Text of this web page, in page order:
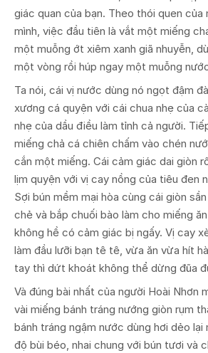
giác quan của bạn. Theo thói quen của
mình, việc đầu tiên là vắt một miếng
một muỗng ớt xiêm xanh giã nhuyễn,
một vòng rồi húp ngay một muỗng
Ta nói, cái vị nước dùng nó ngọt đậm
xương cá quyện với cái chua nhẹ của
nhẹ của dầu điều làm tỉnh cả người.
miếng chả cá chiên chấm vào chén
cắn một miếng. Cái cảm giác dai giòn
lịm quyện với vị cay nồng của tiêu đen
Sợi bún mềm mại hòa cùng cái giòn
chẻ và bắp chuối bào làm cho miếng
không hề có cảm giác bị ngấy. Vị cay
làm đầu lưỡi bạn tê tê, vừa ăn vừa hít
tay thì dứt khoát không thể dừng đũa
Và đúng bài nhất của người Hoài Nhơn
vài miếng bánh tráng nướng giòn rụm
bánh tráng ngậm nước dùng hơi dẻo
độ bùi béo, nhai chung với bún tươi và